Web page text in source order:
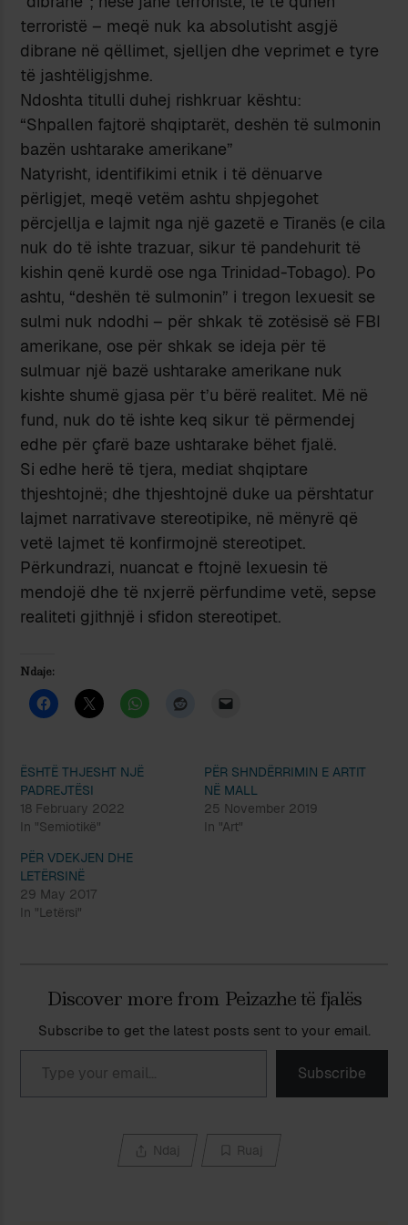
terroristë – meqë nuk ka absolutisht asgjë
dibrane në qëllimet, sjelljen dhe veprimet e tyre
të jashtëligjshme.
Ndoshta titulli duhej rishkruar kështu:
“Shpallen fajtorë shqiptarët, deshën të sulmonin
bazën ushtarake amerikane”
Natyrisht, identifikimi etnik i të dënuarve
përligjet, meqë vetëm ashtu shpjegohet
përcjellja e lajmit nga një gazetë e Tiranës (e cila
nuk do të ishte trazuar, sikur të pandehurit të
kishin qenë kurdë ose nga Trinidad-Tobago). Po
ashtu, “deshën të sulmonin” i tregon lexuesit se
sulmi nuk ndodhi – për shkak të zotësisë së FBI
amerikane, ose për shkak se ideja për të
sulmuar një bazë ushtarake amerikane nuk
kishte shumë gjasa për t’u bërë realitet. Më në
fund, nuk do të ishte keq sikur të përmendej
edhe për çfarë baze ushtarake bëhet fjalë.
Si edhe herë të tjera, mediat shqiptare
thjeshtojnë; dhe thjeshtojnë duke ua përshtatur
lajmet narrativave stereotipike, në mënyrë që
vetë lajmet të konfirmojnë stereotipet.
Përkundrazi, nuancat e ftojnë lexuesin të
mendojë dhe të nxjerrë përfundime vetë, sepse
realiteti gjithnjë i sfidon stereotipet.
Ndaje:
ËSHTË THJESHT NJË
PADREJTËSI
18 February 2022
In "Semiotikë"
PËR SHNDËRRIMIN E ARTIT
NË MALL
25 November 2019
In "Art"
PËR VDEKJEN DHE
LETËRSINË
29 May 2017
In "Letërsi"
Discover more from Peizazhe të fjalës
Subscribe to get the latest posts sent to your email.
Type your email…
Subscribe
Ndaj Ruaj